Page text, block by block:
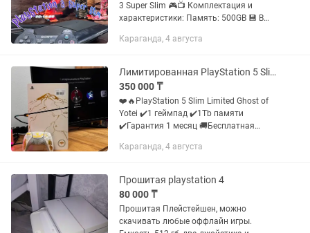
3 Super Slim 🎮📺 Комплектация и
характеристики: Память: 500GB 💾 В
кабель HDMI 🔌 Гарантия: 1 месяц ⏳
Караганда, 4 августа
Лимитированная PlayStation 5 Slim Ghost of Yotei с дисководом, 1 геймпад
350 000 ₸
❤️🔥PlayStation 5 Slim Limited Ghost of
Yotei ✔️1 геймпад ✔️1Tb памяти
✔️Гарантия 1 месяц 🚚Бесплатная
Подарочный набор: 💸350.000 тенге
Караганда, 4 августа
Прошитая playstation 4
80 000 ₸
Прошитая Плейстейшен, можно
скачивать любые оффлайн игры.